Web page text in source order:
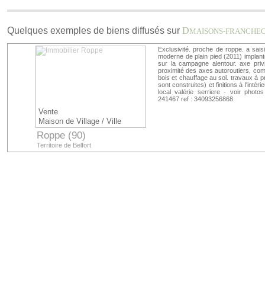
Quelques exemples de biens diffusés sur DMAISONS-
Vente
Maison de Village / Ville
Roppe (90)
Territoire de Belfort
Exclusivité. proche de roppe. a
moderne de plain pied (2011)
sur la campagne alentour. axe
proximité des axes autoroutiers,
bois et chauffage au sol. travaux à
sont construites) et finitions à
local valérie serriere - voir
241467 ref : 34093256868